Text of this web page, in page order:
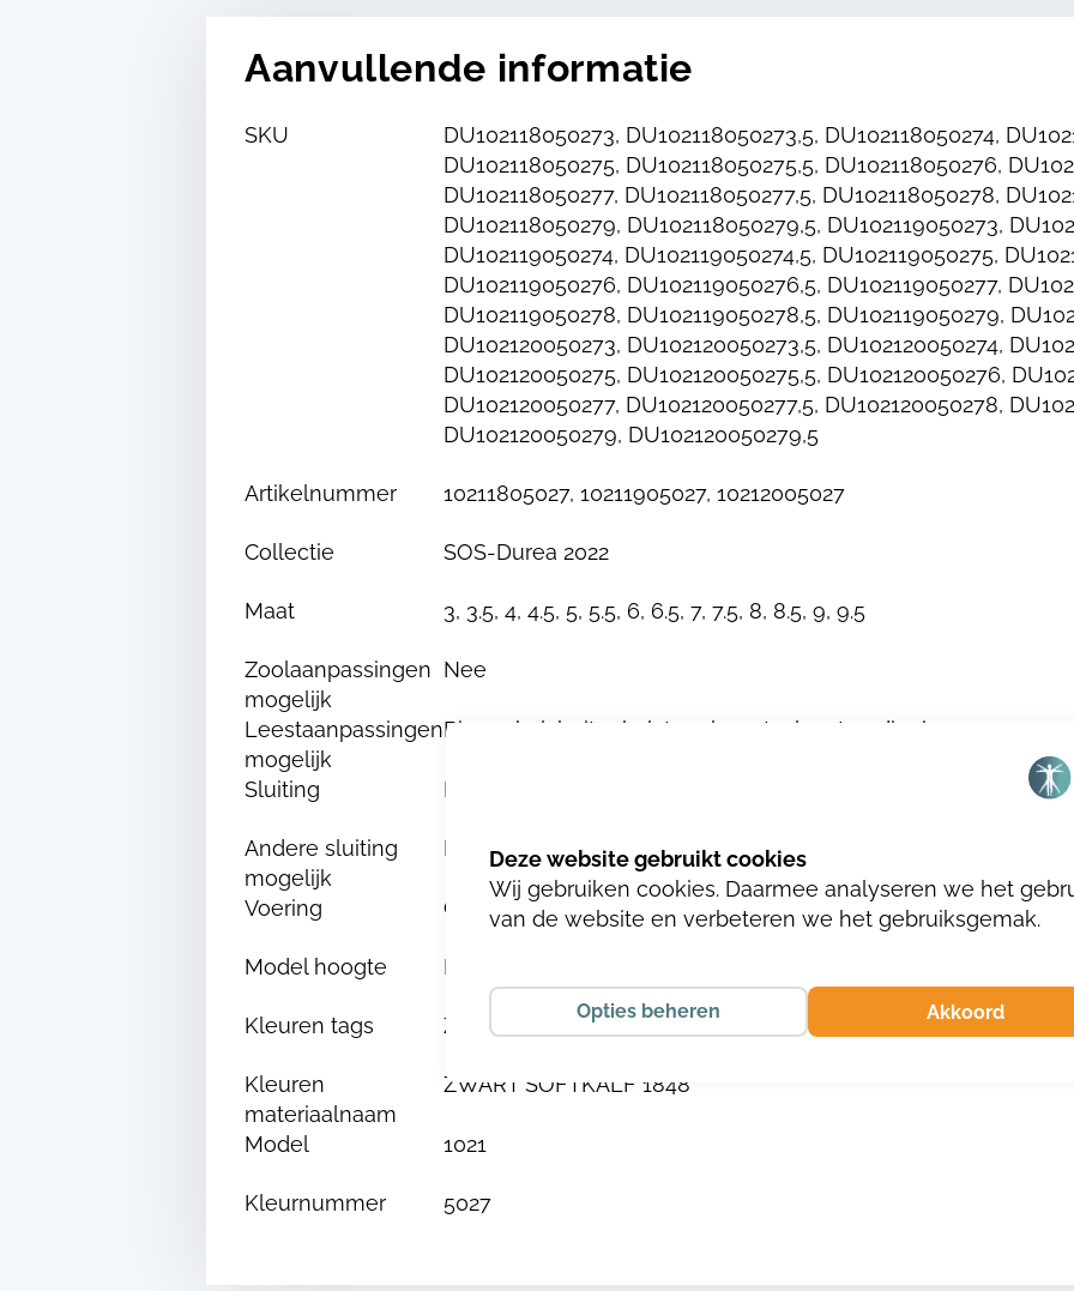
Aanvullende informatie
SKU
DU102118050273, DU102118050273,5, DU102118050274,
DU102118050275, DU102118050275,5, DU102118050276,
DU102118050277, DU102118050277,5, DU102118050278,
DU102118050279, DU102118050279,5, DU102119050273,
DU102119050274, DU102119050274,5, DU102119050275,
DU102119050276, DU102119050276,5, DU102119050277,
DU102119050278, DU102119050278,5, DU102119050279,
DU102120050273, DU102120050273,5, DU102120050274,
DU102120050275, DU102120050275,5, DU102120050276,
DU102120050277, DU102120050277,5, DU102120050278,
DU102120050279, DU102120050279,5
Artikelnummer 10211805027, 10211905027, 10212005027
Collectie SOS-Durea 2022
Maat 3, 3.5, 4, 4.5, 5, 5.5, 6, 6.5, 7, 7.5, 8, 8.5, 9, 9.5
Zoolaanpassingen
mogelijk
Nee
Leestaanpassingen
mogelijk
Binnenbal, buitenbal, teenhoogte, leestverdieping
Sluiting Klittenband
Andere sluiting
mogelijk
Nee
Voering Chroom en metaalvrij
Model hoogte Hoog
Kleuren tags Zwart
Kleuren
materiaalnaam
ZWART SOFTKALF 1848
Model 1021
Kleurnummer 5027
Wij gebruiken cookies. Daarmee analyseren we het
van de website en verbeteren we het gebruiksgemak.
Opties beheren Akkoord